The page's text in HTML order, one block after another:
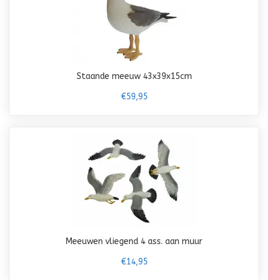
Staande meeuw 43x39x15cm
€59,95
Meeuwen vliegend 4 ass. aan muur
€14,95